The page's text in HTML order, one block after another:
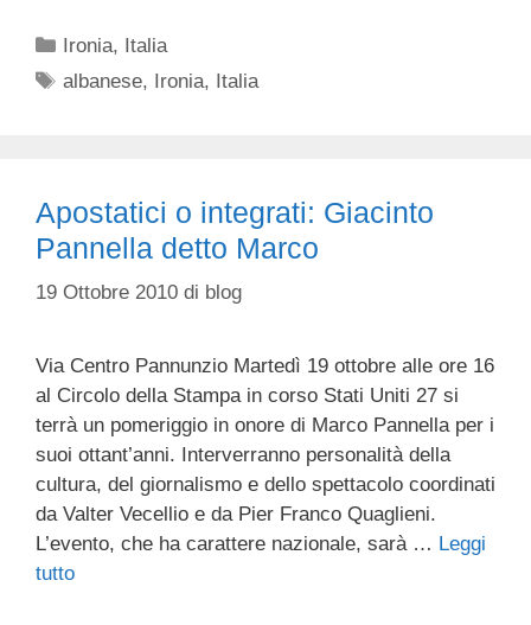
Categorie
Ironia, Italia
Tag
albanese, Ironia, Italia
Apostatici o integrati: Giacinto
Pannella detto Marco
19 Ottobre 2010 di blog
Via Centro Pannunzio Martedì 19 ottobre alle ore 16
al Circolo della Stampa in corso Stati Uniti 27 si
terrà un pomeriggio in onore di Marco Pannella per i
suoi ottant’anni. Interverranno personalità della
cultura, del giornalismo e dello spettacolo coordinati
da Valter Vecellio e da Pier Franco Quaglieni.
L’evento, che ha carattere nazionale, sarà … Leggi
tutto